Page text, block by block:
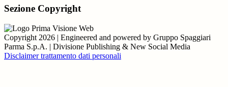
Sezione Copyright
Copyright 2026 | Engineered and powered by Gruppo Spaggiari
Parma S.p.A. | Divisione Publishing & New Social Media
Disclaimer trattamento dati personali